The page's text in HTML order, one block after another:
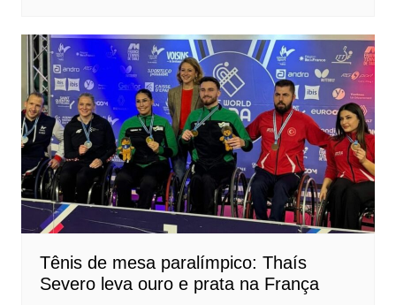
Tênis de mesa paralímpico: Thaís
Severo leva ouro e prata na França